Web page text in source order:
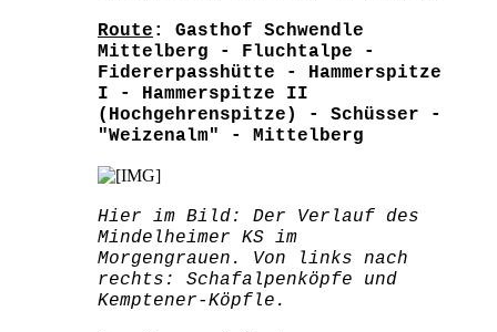
Route : Gasthof Schwendle
Mittelberg - Fluchtalpe -
Fidererpasshütte - Hammerspitze
I - Hammerspitze II
(Hochgehrenspitze) - Schüsser -
"Weizenalm" - Mittelberg
Hier im Bild: Der Verlauf des
Mindelheimer KS im
Morgengrauen. Von links nach
rechts: Schafalpenköpfe und
Kemptener-Köpfle.